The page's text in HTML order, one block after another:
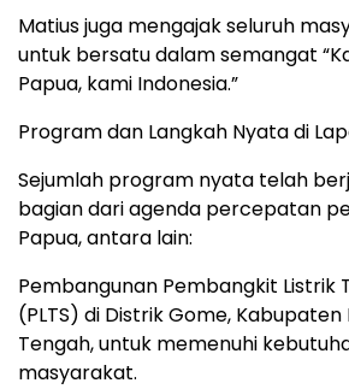
Matius juga mengajak seluruh
untuk bersatu dalam semangat
Papua, kami Indonesia.”
Program dan Langkah Nyata di
Sejumlah program nyata telah
bagian dari agenda percepatan
Papua, antara lain:
Pembangunan Pembangkit Listrik
(PLTS) di Distrik Gome, Kabupaten
Tengah, untuk memenuhi
masyarakat.